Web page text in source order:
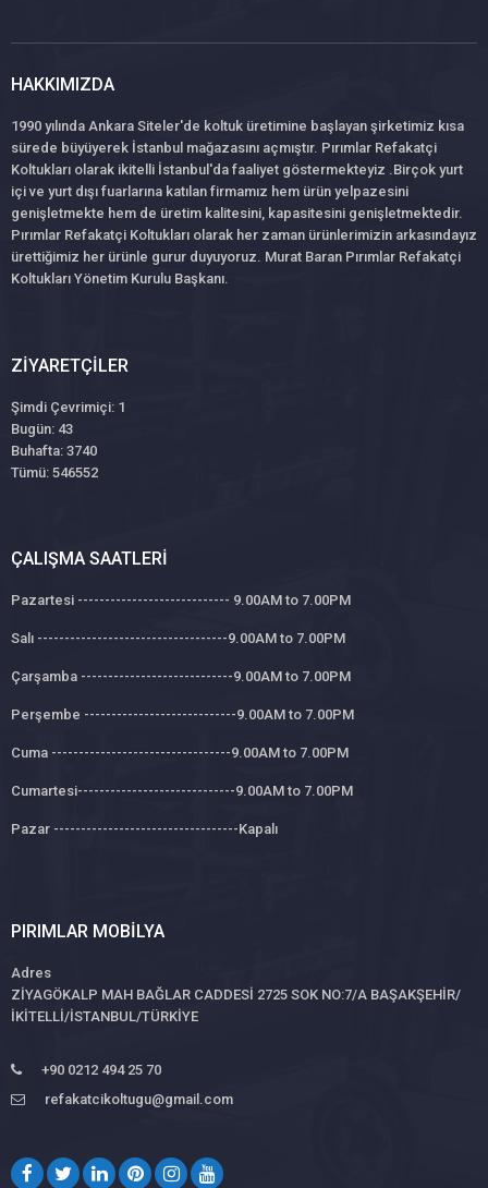
HAKKIMIZDA
1990 yılında Ankara Siteler'de koltuk üretimine başlayan şirketimiz kısa
sürede büyüyerek İstanbul mağazasını açmıştır. Pırımlar Refakatçi
Koltukları olarak ikitelli İstanbul'da faaliyet göstermekteyiz .Birçok yurt
içi ve yurt dışı fuarlarına katılan firmamız hem ürün yelpazesini
genişletmekte hem de üretim kalitesini, kapasitesini genişletmektedir.
Pırımlar Refakatçi Koltukları olarak her zaman ürünlerimizin arkasındayız
ürettiğimiz her ürünle gurur duyuyoruz. Murat Baran Pırımlar Refakatçi
Koltukları Yönetim Kurulu Başkanı.
ZIYARETÇILER
Şimdi Çevrimiçi: 1
Bugün: 43
Buhafta: 3740
Tümü: 546552
ÇALIŞMA SAATLERI
Pazartesi ---------------------------- 9.00AM to 7.00PM
Salı -----------------------------------9.00AM to 7.00PM
Çarşamba ----------------------------9.00AM to 7.00PM
Perşembe ----------------------------9.00AM to 7.00PM
Cuma ---------------------------------9.00AM to 7.00PM
Cumartesi-----------------------------9.00AM to 7.00PM
Pazar ----------------------------------Kapalı
PIRIMLAR MOBILYA
Adres
ZİYAGÖKALP MAH BAĞLAR CADDESİ 2725 SOK NO:7/A BAŞAKŞEHİR/
İKİTELLİ/İSTANBUL/TÜRKİYE
+90 0212 494 25 70
refakatcikoltugu@gmail.com